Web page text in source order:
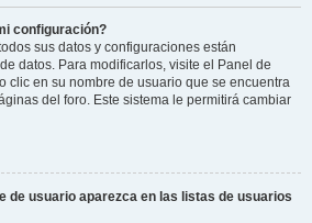
configuración?
sus datos y configuraciones están
datos. Para modificarlos, visite el Panel de
clic en su nombre de usuario que se encuentra
del foro. Este sistema le permitirá cambiar
de usuario aparezca en las listas de usuarios